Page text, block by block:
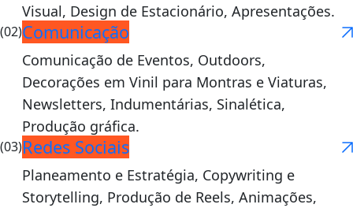
Visual, Design de Estacionário, Apresentações.
(02)Comunicação
Comunicação de Eventos, Outdoors,
Decorações em Vinil para Montras e Viaturas,
Newsletters, Indumentárias, Sinalética,
Produção gráfica.
(03)Redes Sociais
Planeamento e Estratégia, Copywriting e
Storytelling, Produção de Reels, Animações,